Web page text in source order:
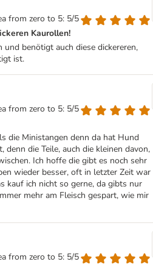
from zero to 5: 5/5
Kaurollen!
benötigt auch diese dickereren,
ist.
from zero to 5: 5/5
die Ministangen denn da hat Hund
denn die Teile, auch die kleinen davon,
Ich hoffe die gibt es noch sehr
wieder besser, oft in letzter Zeit war
kauf ich nicht so gerne, da gibts nur
mehr am Fleisch gespart, wie mir
from zero to 5: 5/5